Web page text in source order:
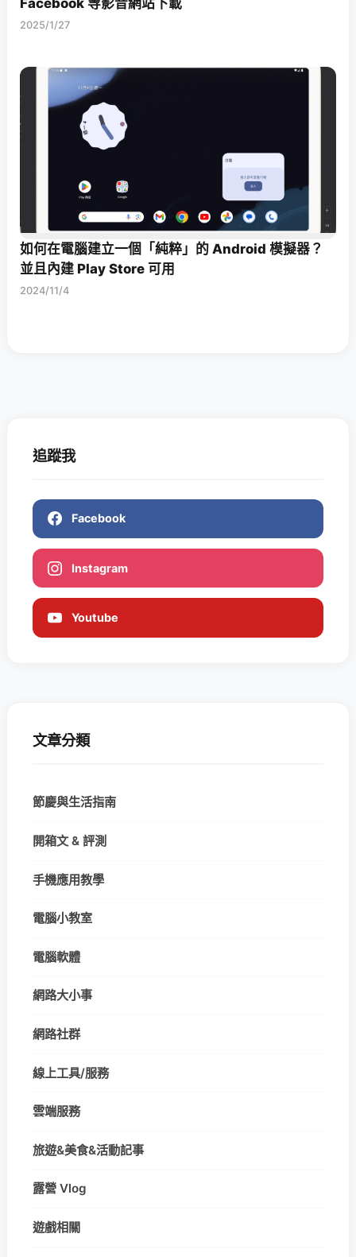
2025/1/27
如何在電腦建立一個「純粹」的 Android 模擬器？
並且內建 Play Store 可用
2024/11/4
追蹤我
Facebook
Instagram
Youtube
文章分類
節慶與生活指南
開箱文 & 評測
手機應用教學
電腦小教室
電腦軟體
網路大小事
網路社群
線上工具/服務
雲端服務
旅遊&美食&活動記事
露營 Vlog
遊戲相關